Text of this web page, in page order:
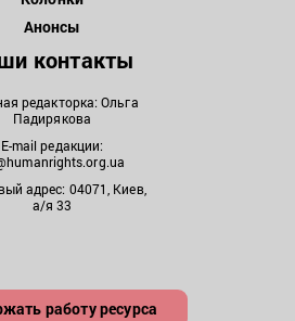
Анонсы
контакты
редакторка: Ольга
Падирякова
E-mail редакции:
адрес: 04071, Киев,
а/я 33
работу ресурса